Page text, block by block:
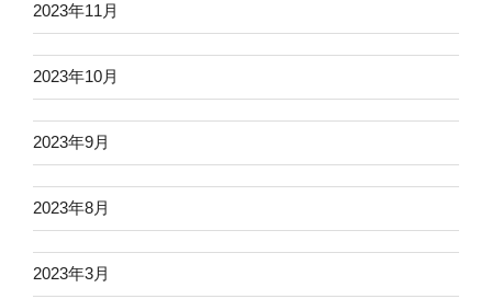
2023年11月
2023年10月
2023年9月
2023年8月
2023年3月